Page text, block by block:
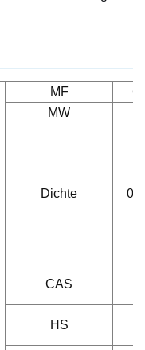
MF
MW
Dichte
CAS
HS